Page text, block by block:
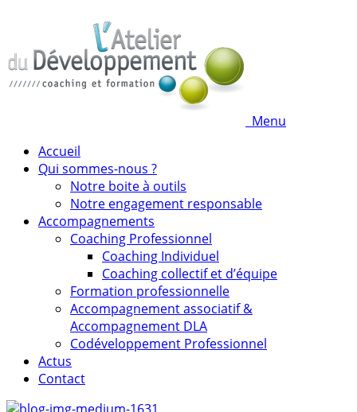
Menu
Accueil
Qui sommes-nous ?
Notre boite à outils
Notre engagement responsable
Accompagnements
Coaching Professionnel
Coaching Individuel
Coaching collectif et d’équipe
Formation professionnelle
Accompagnement associatif &
Accompagnement DLA
Codéveloppement Professionnel
Actus
Contact